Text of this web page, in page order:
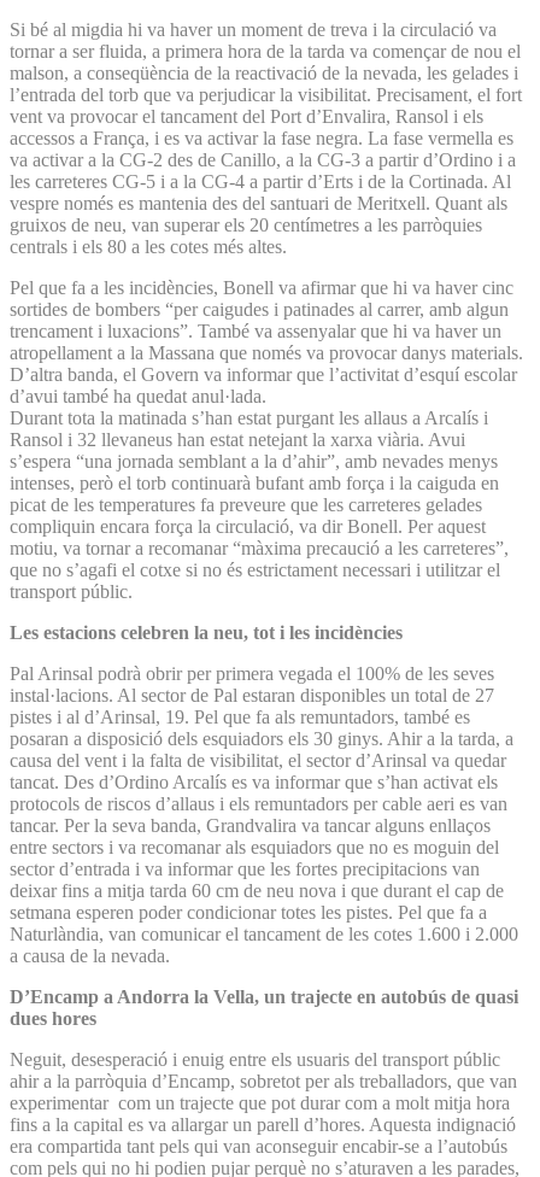
Si bé al migdia hi va haver un moment de treva i la circulació va
tornar a ser fluida, a primera hora de la tarda va començar de nou el
malson, a conseqüència de la reactivació de la nevada, les gelades i
l’entrada del torb que va perjudicar la visibilitat. Precisament, el fort
vent va provocar el tancament del Port d’Envalira, Ransol i els
accessos a França, i es va activar la fase negra. La fase vermella es
va activar a la CG-2 des de Canillo, a la CG-3 a partir d’Ordino i a
les carreteres CG-5 i a la CG-4 a partir d’Erts i de la Cortinada. Al
vespre només es mantenia des del santuari de Meritxell. Quant als
gruixos de neu, van superar els 20 centímetres a les parròquies
centrals i els 80 a les cotes més altes.
Pel que fa a les incidències, Bonell va afirmar que hi va haver cinc
sortides de bombers “per caigudes i patinades al carrer, amb algun
trencament i luxacions”. També va assenyalar que hi va haver un
atropellament a la Massana que només va provocar danys materials.
D’altra banda, el Govern va informar que l’activitat d’esquí escolar
d’avui també ha quedat anul·lada.
Durant tota la matinada s’han estat purgant les allaus a Arcalís i
Ransol i 32 llevaneus han estat netejant la xarxa viària. Avui
s’espera “una jornada semblant a la d’ahir”, amb nevades menys
intenses, però el torb continuarà bufant amb força i la caiguda en
picat de les temperatures fa preveure que les carreteres gelades
compliquin encara força la circulació, va dir Bonell. Per aquest
motiu, va tornar a recomanar “màxima precaució a les carreteres”,
que no s’agafi el cotxe si no és estrictament necessari i utilitzar el
transport públic.
Les estacions celebren la neu, tot i les incidències
Pal Arinsal podrà obrir per primera vegada el 100% de les seves
instal·lacions. Al sector de Pal estaran disponibles un total de 27
pistes i al d’Arinsal, 19. Pel que fa als remuntadors, també es
posaran a disposició dels esquiadors els 30 ginys. Ahir a la tarda, a
causa del vent i la falta de visibilitat, el sector d’Arinsal va quedar
tancat. Des d’Ordino Arcalís es va informar que s’han activat els
protocols de riscos d’allaus i els remuntadors per cable aeri es van
tancar. Per la seva banda, Grandvalira va tancar alguns enllaços
entre sectors i va recomanar als esquiadors que no es moguin del
sector d’entrada i va informar que les fortes precipitacions van
deixar fins a mitja tarda 60 cm de neu nova i que durant el cap de
setmana esperen poder condicionar totes les pistes. Pel que fa a
Naturlàndia, van comunicar el tancament de les cotes 1.600 i 2.000
a causa de la nevada.
D’Encamp a Andorra la Vella, un trajecte en autobús de quasi
dues hores
Neguit, desesperació i enuig entre els usuaris del transport públic
ahir a la parròquia d’Encamp, sobretot per als treballadors, que van
experimentar com un trajecte que pot durar com a molt mitja hora
fins a la capital es va allargar un parell d’hores. Aquesta indignació
era compartida tant pels qui van aconseguir encabir-se a l’autobús
com pels qui no hi podien pujar perquè no s’aturaven a les parades,